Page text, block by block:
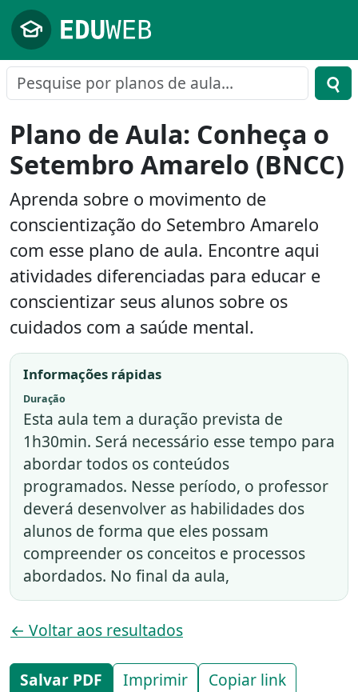
Pular para o conteúdo principal
Plano de Aula: Conheça o
Setembro Amarelo (BNCC)
Aprenda sobre o movimento de
conscientização do Setembro Amarelo
com esse plano de aula. Encontre aqui
atividades diferenciadas para educar e
conscientizar seus alunos sobre os
cuidados com a saúde mental.
Informações rápidas
Duração
Esta aula tem a duração prevista de
1h30min. Será necessário esse tempo para
abordar todos os conteúdos
programados. Nesse período, o professor
deverá desenvolver as habilidades dos
alunos de forma que eles possam
compreender os conceitos e processos
abordados. No final da aula,
← Voltar aos resultados
Salvar PDF Imprimir
Copiar link